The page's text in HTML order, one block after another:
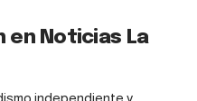
en Noticias La
independiente y